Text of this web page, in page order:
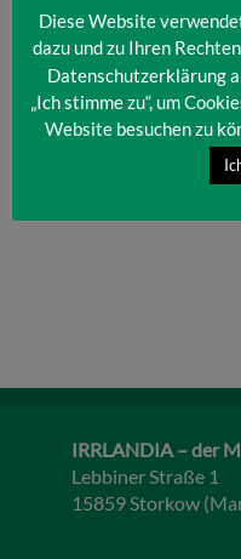
Unsere Gäste(1)
IRRLANDIA – der
Lebbiner Straße 1
15859 Storkow
Diese Website
dazu und zu Ihren
Datenschutzerklärung
„Ich stimme zu“, um
Website besuchen zu